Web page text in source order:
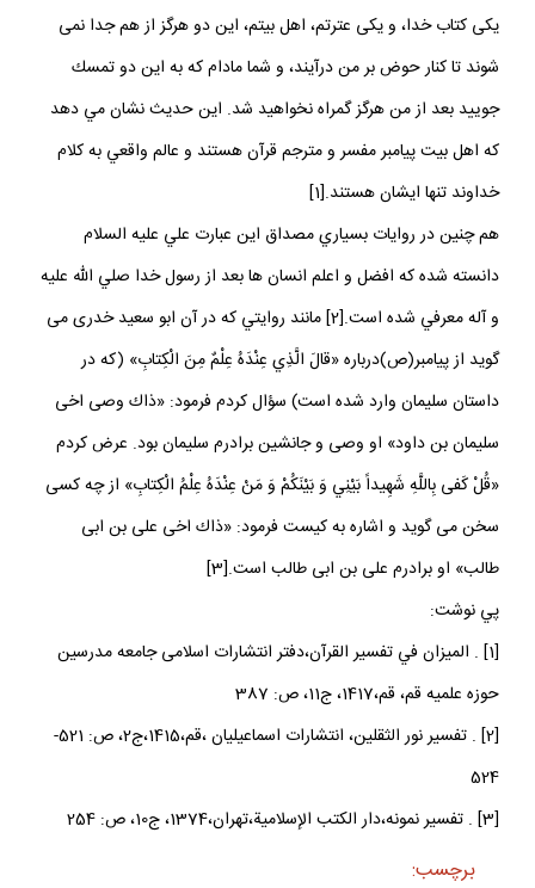
يكى كتاب خدا، و يكى عترتم، اهل بيتم، اين دو هرگز از هم جدا نمى‏
شوند تا كنار حوض بر من درآيند، و شما مادام كه به اين دو تمسك
جوييد بعد از من هرگز گمراه نخواهيد شد. اين حديث نشان مي دهد
كه اهل بيت پيامبر مفسر و مترجم قرآن هستند و عالم واقعي به كلام
خداوند تنها ايشان هستند.[1]
هم چنين در روايات بسياري مصداق اين عبارت علي عليه السلام
دانسته شده كه افضل و اعلم انسان ها بعد از رسول خدا صلي الله عليه
و آله معرفي شده است.[2] مانند روايتي كه در آن ابو سعيد خدرى مى‏
گويد از پيامبر(ص)درباره «قالَ الَّذِي عِنْدَهُ عِلْمٌ مِنَ الْكِتابِ» (كه در
داستان سليمان وارد شده است) سؤال كردم فرمود: «ذاك وصى اخى
سليمان بن داود» او وصى و جانشين برادرم سليمان بود. عرض كردم
«قُلْ كَفى‏ بِاللَّهِ شَهِيداً بَيْنِي وَ بَيْنَكُمْ وَ مَنْ عِنْدَهُ عِلْمُ الْكِتابِ» از چه كسى
سخن مى‏ گويد و اشاره به كيست فرمود: «ذاك اخى على بن ابى
طالب» او برادرم على بن ابى طالب است.[3]
پي نوشت:
[1] . الميزان في تفسير القرآن،دفتر انتشارات اسلامى جامعه‏ مدرسين
حوزه علميه قم، قم،1417، ج‏11، ص: 387
[2] . تفسير نور الثقلين، انتشارات اسماعيليان ،قم،1415،ج‏2، ص: 521-
524
[3] . تفسير نمونه،دار الكتب الإسلامية،تهران،1374، ج‏10، ص: 254
برچسب: